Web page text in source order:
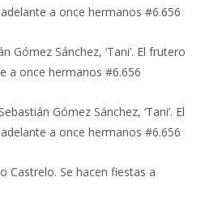
a once hermanos #6.656
Gómez Sánchez, ‘Tani’. El frutero
a once hermanos #6.656
Sebastián Gómez Sánchez, ‘Tani’. El
a once hermanos #6.656
Castrelo. Se hacen fiestas a